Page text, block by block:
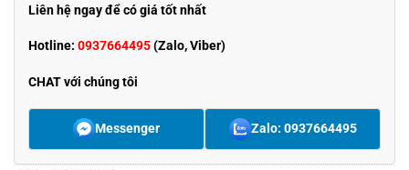
Liên hệ ngay để có giá tốt nhất
Hotline: 0937664495(Zalo, Viber)
CHAT với chúng tôi
Messenger Zalo: 0937664495